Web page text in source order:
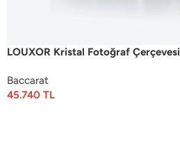
LOUXOR Kristal Fotoğraf Çerçevesi
Baccarat
45.740 TL